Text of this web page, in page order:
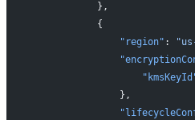
            },
            {
                "region"
:
                },